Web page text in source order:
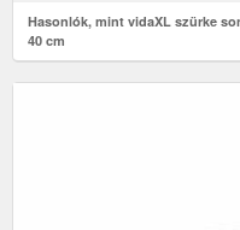
Hasonlók, mint vidaXL szürke
40 cm